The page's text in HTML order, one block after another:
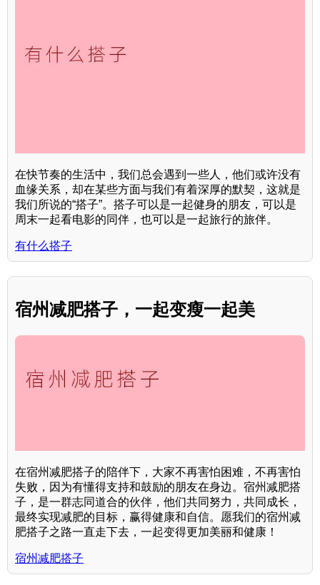
在快节奏的生活中，我们总会遇到一些人，他们或许没有
血缘关系，却在某些方面与我们有着深厚的默契，这就是
我们所说的“搭子”。搭子可以是一起健身的朋友，可以是
周末一起看电影的同伴，也可以是一起旅行的旅伴。
有什么搭子
宿州减肥搭子，一起变瘦一起美
在宿州减肥搭子的陪伴下，大家不再害怕困难，不再害怕
失败，因为有懂得支持和鼓励的朋友在身边。宿州减肥搭
子，是一群志同道合的伙伴，他们共同努力，共同成长，
最终实现减肥的目标，赢得健康和自信。愿我们的宿州减
肥搭子之路一直走下去，一起变得更加美丽和健康！
宿州减肥搭子